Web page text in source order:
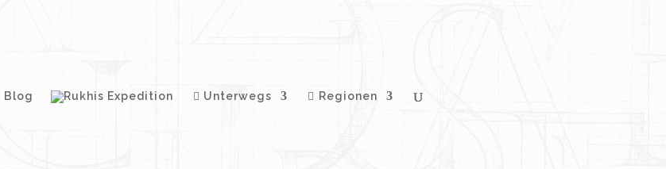
Blog Unterwegs Regionen